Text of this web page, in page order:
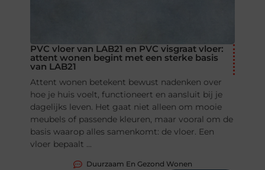
PVC vloer van LAB21 en PVC visgraat vloer:
attent wonen begint met een sterke basis
van LAB21
Attent wonen betekent bewust nadenken over
hoe je huis voelt, functioneert en aansluit bij je
dagelijks leven. Het gaat niet alleen om mooie
meubels of passende kleuren, maar vooral om de
basis waarop alles samenkomt: de vloer. Een
vloer bepaalt ...
Duurzaam En Gezond Wonen